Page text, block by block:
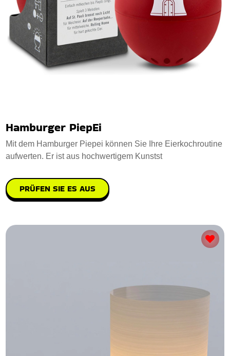
Hamburger PiepEi
Mit dem Hamburger Piepei können Sie Ihre Eierkochroutine
aufwerten. Er ist aus hochwertigem Kunstst
PRÜFEN SIE ES AUS